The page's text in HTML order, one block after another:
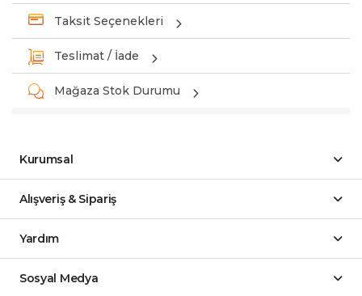
Taksit Seçenekleri
Teslimat / İade
Mağaza Stok Durumu
Kurumsal
Alışveriş & Sipariş
Yardım
Sosyal Medya